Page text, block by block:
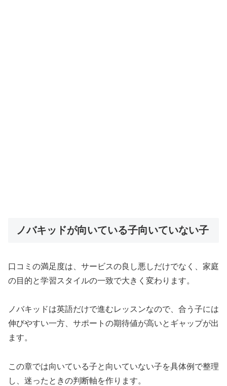
ノバキッドが向いている子向いていない子
口コミの満足度は、サービスの良し悪しだけでなく、家庭
の目的と学習スタイルの一致で大きく変わります。
ノバキッドは英語だけで進むレッスンなので、合う子には
伸びやすい一方、サポートの期待値が高いとギャップが出
ます。
この章では向いている子と向いていない子を具体例で整理
し、迷ったときの判断軸を作ります。